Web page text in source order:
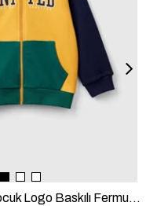
Benetton Erkek Çocuk Logo Baskılı Fermuarlı Sweatshirt 1-6 Yaş Sarı